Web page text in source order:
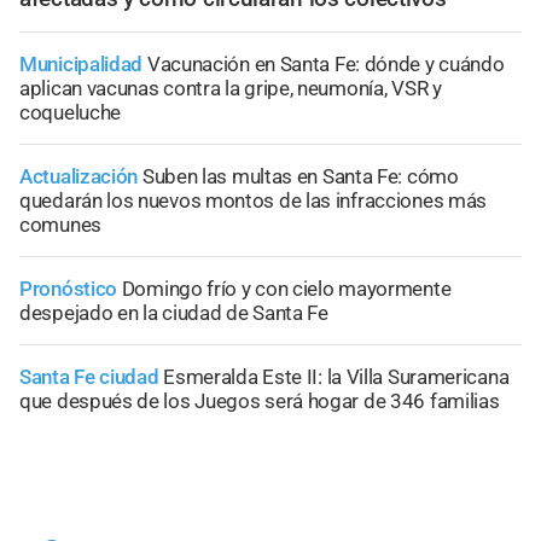
Municipalidad Vacunación en Santa Fe: dónde y cuándo
aplican vacunas contra la gripe, neumonía, VSR y
coqueluche
Actualización Suben las multas en Santa Fe: cómo
quedarán los nuevos montos de las infracciones más
comunes
Pronóstico Domingo frío y con cielo mayormente
despejado en la ciudad de Santa Fe
Santa Fe ciudad Esmeralda Este II: la Villa Suramericana
que después de los Juegos será hogar de 346 familias